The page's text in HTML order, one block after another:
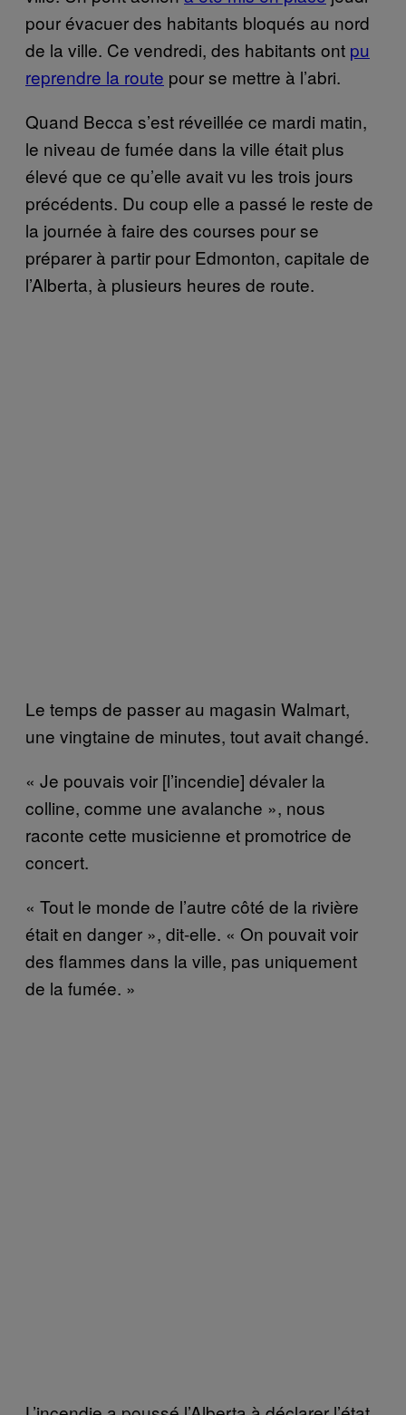
pour évacuer des habitants bloqués au nord
de la ville. Ce vendredi, des habitants ont pu
reprendre la route pour se mettre à l’abri.
Quand Becca s’est réveillée ce mardi matin,
le niveau de fumée dans la ville était plus
élevé que ce qu’elle avait vu les trois jours
précédents. Du coup elle a passé le reste de
la journée à faire des courses pour se
préparer à partir pour Edmonton, capitale de
l’Alberta, à plusieurs heures de route.
Le temps de passer au magasin Walmart,
une vingtaine de minutes, tout avait changé.
« Je pouvais voir [l’incendie] dévaler la
colline, comme une avalanche », nous
raconte cette musicienne et promotrice de
concert.
« Tout le monde de l’autre côté de la rivière
était en danger », dit-elle. « On pouvait voir
des flammes dans la ville, pas uniquement
de la fumée. »